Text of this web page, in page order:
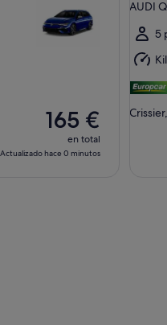
165 €
en total
Actualizado hace 0 minutos
ago
al
dom,
9
ago
AUDI
5